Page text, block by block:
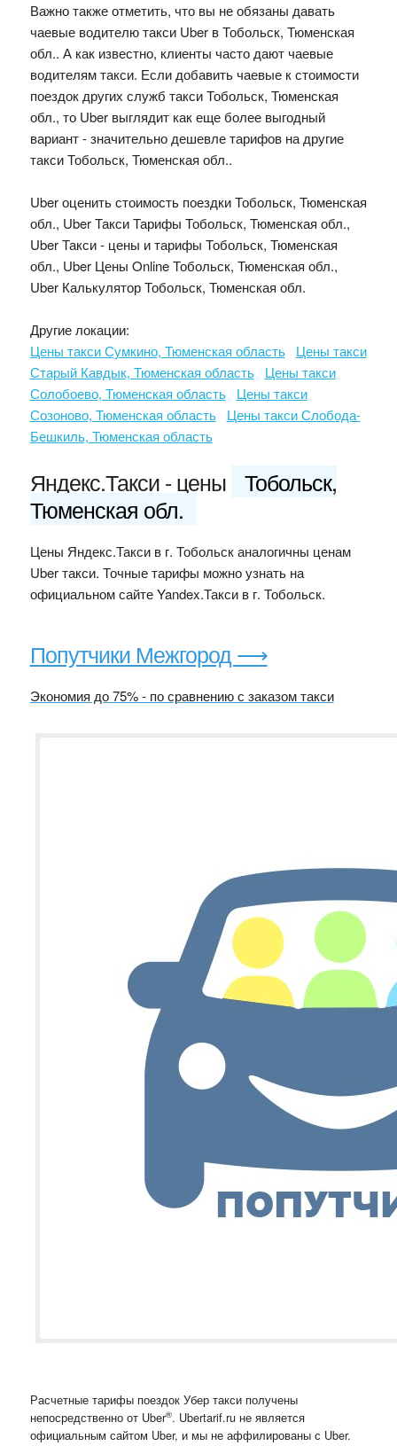
Важно также отметить, что вы не обязаны давать
чаевые водителю такси Uber в Тобольск, Тюменская
обл.. А как известно, клиенты часто дают чаевые
водителям такси. Если добавить чаевые к стоимости
поездок других служб такси Тобольск, Тюменская
обл., то Uber выглядит как еще более выгодный
вариант - значительно дешевле тарифов на другие
такси Тобольск, Тюменская обл..
Uber оценить стоимость поездки Тобольск, Тюменская
обл., Uber Такси Тарифы Тобольск, Тюменская обл.,
Uber Такси - цены и тарифы Тобольск, Тюменская
обл., Uber Цены Online Тобольск, Тюменская обл.,
Uber Калькулятор Тобольск, Тюменская обл.
Другие локации:
Цены такси Сумкино, Тюменская область
Цены такси
Старый Кавдык, Тюменская область
Цены такси
Солобоево, Тюменская область
Цены такси
Созоново, Тюменская область
Цены такси Слобода-
Бешкиль, Тюменская область
Яндекс.Такси - цены Тобольск,
Тюменская обл.
Цены Яндекс.Такси в г. Тобольск аналогичны ценам
Uber такси. Точные тарифы можно узнать на
официальном сайте Yandex.Такси в г. Тобольск.
Попутчики Межгород ⟶
Экономия до 75% - по сравнению с заказом такси
Расчетные тарифы поездок Убер такси получены
непосредственно от Uber®. Ubertarif.ru не является
официальным сайтом Uber, и мы не аффилированы с Uber.